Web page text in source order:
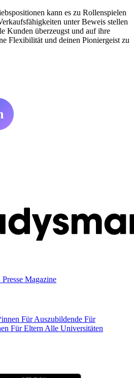
kann es zu Rollenspielen
unter Beweis stellen
Kunden überzeugst und auf ihre
Flexibilität und deinen Pioniergeist zu
Presse Magazine
Für Auszubildende Für
Für Eltern Alle Universitäten